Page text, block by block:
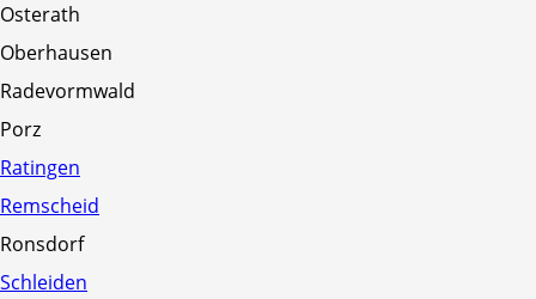
Gastronomie
Osterath
Oberhausen
Radevormwald
Porz
Ratingen
Remscheid
Ronsdorf
Schleiden